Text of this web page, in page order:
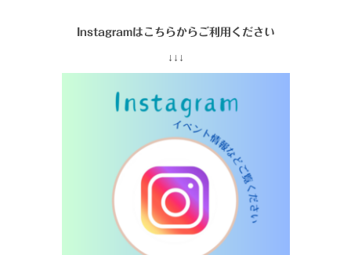
Instagramはこちらからご利用ください
↓↓↓